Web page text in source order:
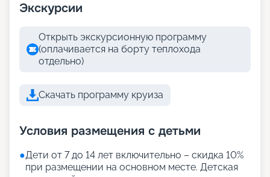
Экскурсии
Открыть экскурсионную программу
(оплачивается на борту теплохода
отдельно)
Скачать программу круиза
Условия размещения с детьми
●Дети от 7 до 14 лет включительно – скидка 10%
при размещении на основном месте. Детская